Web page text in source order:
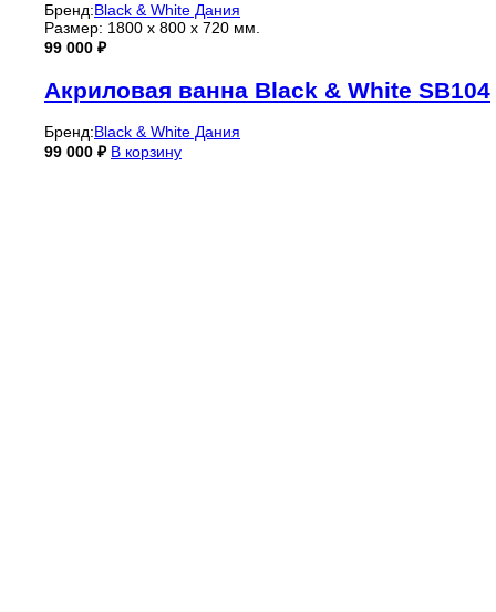
Бренд:Black & White Дания
Размер: 1800 x 800 x 720 мм.
99 000 ₽
Акриловая ванна Black & White SB104
Бренд:Black & White Дания
99 000 ₽ В корзину